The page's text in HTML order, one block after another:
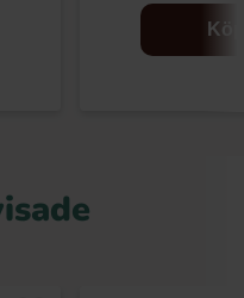
Köp